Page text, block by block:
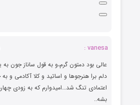
vanesa :
عالی بود دمتون گرم،و به قول ساناز جون به
دلم برا هنرجوها و اساتید و کلا آکادمی و
اعتمادی تنگ شد…امیدوارم که به زودی
بشه..